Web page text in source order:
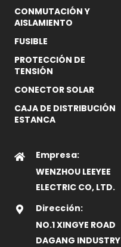
CONMUTACIÓN Y
AISLAMIENTO
FUSIBLE
PROTECCIÓN DE
TENSIÓN
CONECTOR SOLAR
CAJA DE DISTRIBUCIÓN
ESTANCA
Empresa:
WENZHOU LEEYEE
ELECTRIC CO, LTD.
Dirección:
NO.1 XINGYE ROAD
DAGANG INDUSTRY